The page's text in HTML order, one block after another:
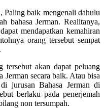
Paling baik mengenali dahulu
bahasa Jerman. Realitanya,
mendapatkan kemahiran
orang tersebut sempat
tersebut akan dapat peluang
Jerman secara baik. Atau bisa
jurusan Bahasa Jerman di
berlaku pada penerjemah
non tersumpah.